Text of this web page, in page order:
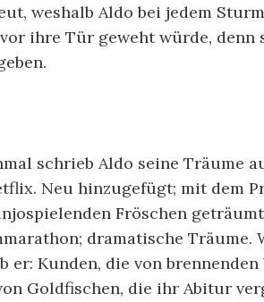
weshalb Aldo bei jedem
ihre Tür geweht würde, denn
schrieb Aldo seine Träume
Neu hinzugefügt; mit dem
Fröschen
dramatische Träume.
er: Kunden, die von
Goldfischen, die ihr Abitur